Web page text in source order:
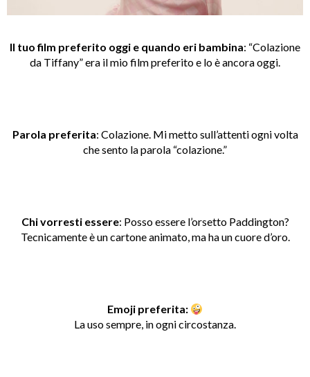
Il tuo film preferito oggi e quando eri bambina: “Colazione
da Tiffany” era il mio film preferito e lo è ancora oggi.
Parola preferita: Colazione. Mi metto sull’attenti ogni volta
che sento la parola “colazione.”
Chi vorresti essere: Posso essere l’orsetto Paddington?
Tecnicamente è un cartone animato, ma ha un cuore d’oro.
Emoji preferita:
La uso sempre, in ogni circostanza.